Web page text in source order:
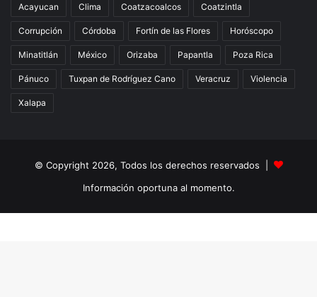
Acayucan Clima Coatzacoalcos Coatzintla
Corrupción Córdoba Fortín de las Flores Horóscopo
Minatitlán México Orizaba Papantla Poza Rica
Pánuco Tuxpan de Rodríguez Cano Veracruz Violencia
Xalapa
© Copyright 2026, Todos los derechos reservados |
Información oportuna al momento.